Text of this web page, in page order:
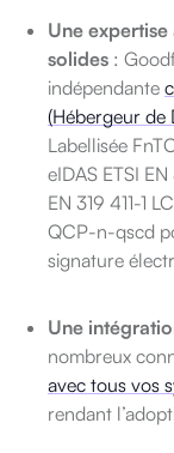
Une
solides :
indépendante
(Hébergeur de
Labellisée
eIDAS ETSI
EN 319 411-1
QCP-n-qscd
signature
Une
nombreux
avec tous vos
rendant